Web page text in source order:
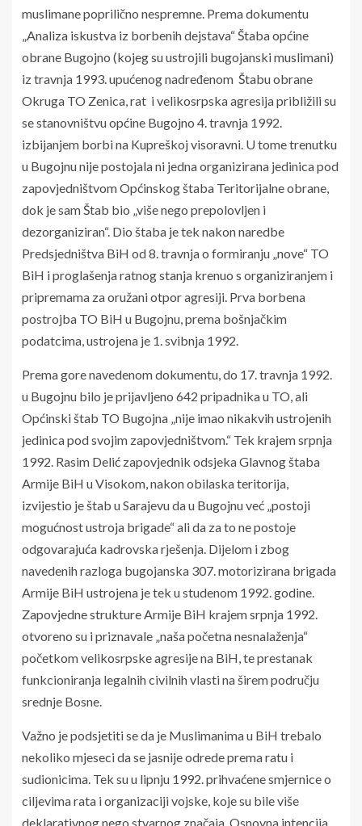
muslimane poprilično nespremne. Prema dokumentu
„Analiza iskustva iz borbenih dejstava“ Štaba općine
obrane Bugojno (kojeg su ustrojili bugojanski muslimani)
iz travnja 1993. upućenog nadređenom Štabu obrane
Okruga TO Zenica, rat i velikosrpska agresija približili su
se stanovništvu općine Bugojno 4. travnja 1992.
izbijanjem borbi na Kupreškoj visoravni. U tome trenutku
u Bugojnu nije postojala ni jedna organizirana jedinica pod
zapovjedništvom Općinskog štaba Teritorijalne obrane,
dok je sam Štab bio „više nego prepolovljen i
dezorganiziran“. Dio štaba je tek nakon naredbe
Predsjedništva BiH od 8. travnja o formiranju „nove“ TO
BiH i proglašenja ratnog stanja krenuo s organiziranjem i
pripremama za oružani otpor agresiji. Prva borbena
postrojba TO BiH u Bugojnu, prema bošnjačkim
podatcima, ustrojena je 1. svibnja 1992.
Prema gore navedenom dokumentu, do 17. travnja 1992.
u Bugojnu bilo je prijavljeno 642 pripadnika u TO, ali
Općinski štab TO Bugojna „nije imao nikakvih ustrojenih
jedinica pod svojim zapovjedništvom.“ Tek krajem srpnja
1992. Rasim Delić zapovjednik odsjeka Glavnog štaba
Armije BiH u Visokom, nakon obilaska teritorija,
izvijestio je štab u Sarajevu da u Bugojnu već „postoji
mogućnost ustroja brigade“ ali da za to ne postoje
odgovarajuća kadrovska rješenja. Dijelom i zbog
navedenih razloga bugojanska 307. motorizirana brigada
Armije BiH ustrojena je tek u studenom 1992. godine.
Zapovjedne strukture Armije BiH krajem srpnja 1992.
otvoreno su i priznavale „naša početna nesnalaženja“
početkom velikosrpske agresije na BiH, te prestanak
funkcioniranja legalnih civilnih vlasti na širem području
srednje Bosne.
Važno je podsjetiti se da je Muslimanima u BiH trebalo
nekoliko mjeseci da se jasnije odrede prema ratu i
sudionicima. Tek su u lipnju 1992. prihvaćene smjernice o
ciljevima rata i organizaciji vojske, koje su bile više
deklarativnog nego stvarnog značaja. Osnovna intencija